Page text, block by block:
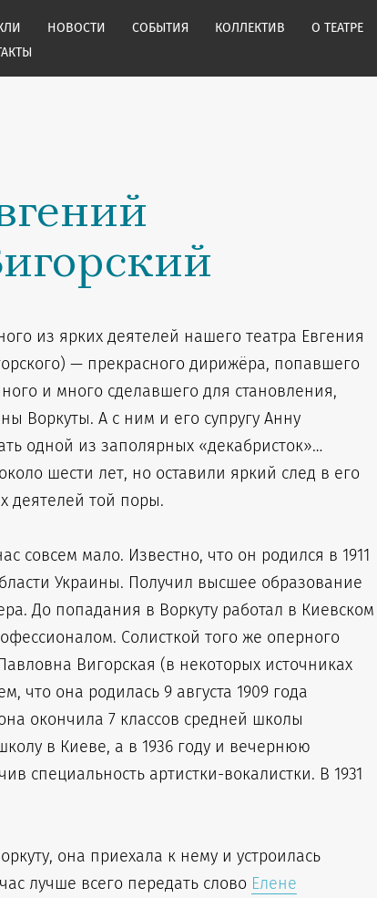
НОВОСТИ СОБЫТИЯ КОЛЛЕКТИВ О ТЕАТРЕ
из ярких деятелей нашего театра Евгения
— прекрасного дирижёра, попавшего
и много сделавшего для становления,
Воркуты. А с ним и его супругу Анну
одной из заполярных «декабристок»…
шести лет, но оставили яркий след в его
деятелей той поры.
мало. Известно, что он родился в 1911
Украины. Получил высшее образование
До попадания в Воркуту работал в Киевском
Солисткой того же оперного
Вигорская (в некоторых источниках
что она родилась 9 августа 1909 года
окончила 7 классов средней школы
в Киеве, а в 1936 году и вечернюю
специальность артистки-вокалистки. В 1931
она приехала к нему и устроилась
лучше всего передать слово Елене